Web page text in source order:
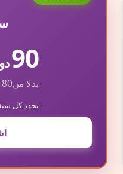
90
بدلا من
تجدد كل